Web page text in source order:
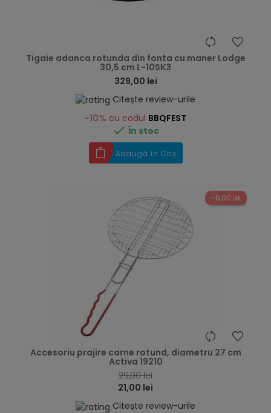
Tigaie adanca rotunda din fonta cu maner Lodge
30,5 cm L-10SK3
329,00 lei
Citește review-urile
-10% cu codul BBQFEST
 În stoc
Adaugă în Coș
-8,00 lei
Accesoriu prajire carne rotund, diametru 27 cm
Activa 19210
29,00 lei
21,00 lei
Citește review-urile